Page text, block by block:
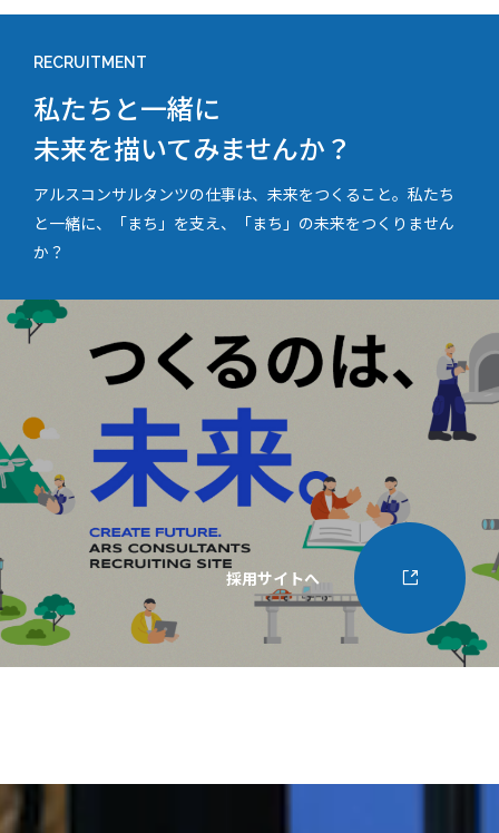
RECRUITMENT
私たちと一緒に
未来を描いてみませんか？
アルスコンサルタンツの仕事は、未来をつくること。私たち
と一緒に、「まち」を支え、「まち」の未来をつくりません
か？
採用サイトへ